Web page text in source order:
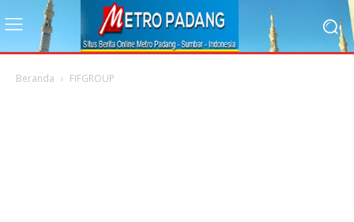
Beranda FIFGROUP